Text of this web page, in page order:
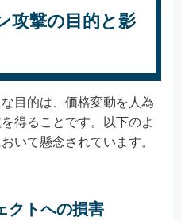
攻撃の目的と影
目的は、価格変動を人為
得ることです。以下のよ
いて懸念されています。
クトへの損害